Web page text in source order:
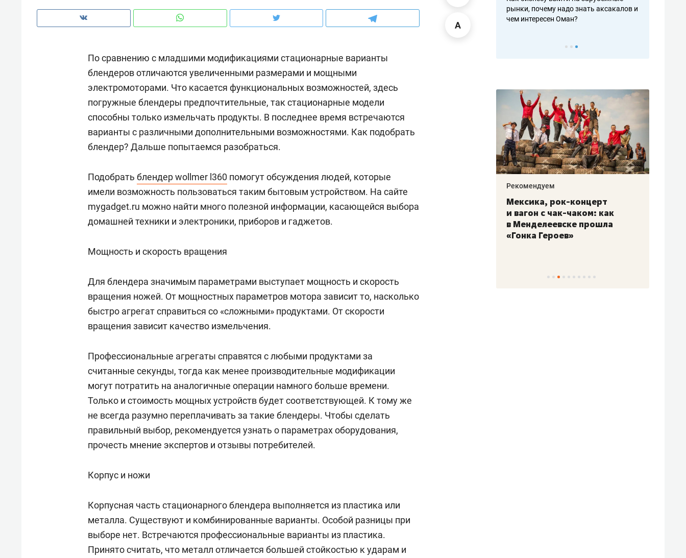
По сравнению с младшими модификациями стационарные варианты
блендеров отличаются увеличенными размерами и мощными
электромоторами. Что касается функциональных возможностей, здесь
погружные блендеры предпочтительные, так стационарные модели
способны только измельчать продукты. В последнее время встречаются
варианты с различными дополнительными возможностями. Как подобрать
блендер? Дальше попытаемся разобраться.
Подобрать блендер wollmer l360 помогут обсуждения людей, которые
имели возможность пользоваться таким бытовым устройством. На сайте
mygadget.ru можно найти много полезной информации, касающейся выбора
домашней техники и электроники, приборов и гаджетов.
Мощность и скорость вращения
Для блендера значимым параметрами выступает мощность и скорость
вращения ножей. От мощностных параметров мотора зависит то, насколько
быстро агрегат справиться со «сложными» продуктами. От скорости
вращения зависит качество измельчения.
Профессиональные агрегаты справятся с любыми продуктами за
считанные секунды, тогда как менее производительные модификации
могут потратить на аналогичные операции намного больше времени.
Только и стоимость мощных устройств будет соответствующей. К тому же
не всегда разумно переплачивать за такие блендеры. Чтобы сделать
правильный выбор, рекомендуется узнать о параметрах оборудования,
прочесть мнение экспертов и отзывы потребителей.
Корпус и ножи
Корпусная часть стационарного блендера выполняется из пластика или
металла. Существуют и комбинированные варианты. Особой разницы при
выборе нет. Встречаются профессиональные варианты из пластика.
Принято считать, что металл отличается большей стойкостью к ударам и
рынки, почему надо знать аксакалов и
чем интересен Оман?
о трехкратном росте цен, дотошных
клиентах и чудных запросах мастеров
школьной формы о контрафакте,
налогах и развитии без кредитов
рынки, почему надо знать аксакалов и
чем интересен Оман?
Как ГК «МИР ГРУПП» и ВТБ
создают оазис жилого
комфорта под Казанью
Рекомендуем
150 камер до квартиры и Face
ID вместо ключа: какой будет
безопасность в ЖК «Нова»
Опыт выживания в дикой
природе, работа
Рекомендуем
Мексика, рок-концерт
и вагон с чак-чаком: как
в Менделеевске прошла
«Гонка Героев»